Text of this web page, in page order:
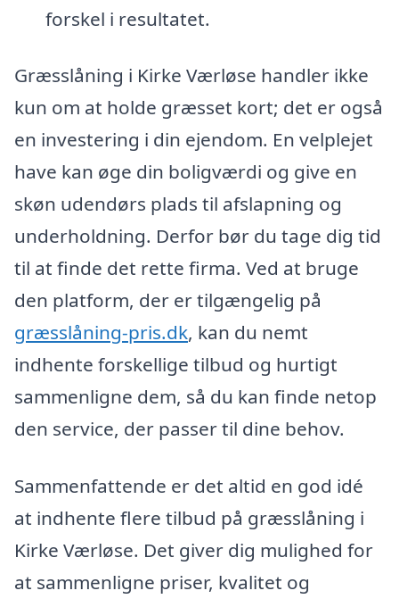
forskel i resultatet.
Græsslåning i Kirke Værløse handler ikke
kun om at holde græsset kort; det er også
en investering i din ejendom. En velplejet
have kan øge din boligværdi og give en
skøn udendørs plads til afslapning og
underholdning. Derfor bør du tage dig tid
til at finde det rette firma. Ved at bruge
den platform, der er tilgængelig på
græsslåning-pris.dk, kan du nemt
indhente forskellige tilbud og hurtigt
sammenligne dem, så du kan finde netop
den service, der passer til dine behov.
Sammenfattende er det altid en god idé
at indhente flere tilbud på græsslåning i
Kirke Værløse. Det giver dig mulighed for
at sammenligne priser, kvalitet og